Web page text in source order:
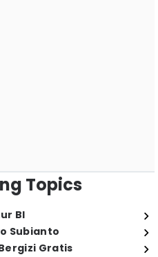
Topics
BI
Subianto
Gratis